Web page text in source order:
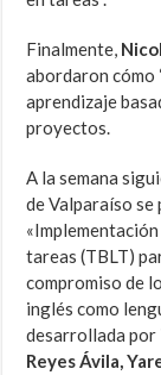
Finalmente,
abordaron cómo
aprendizaje
proyectos.
A la semana
de Valparaíso
tareas (TBLT)
compromiso de
inglés como
desarrollada por
Reyes Ávila,